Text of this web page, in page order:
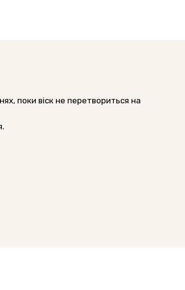
поки віск не перетвориться на